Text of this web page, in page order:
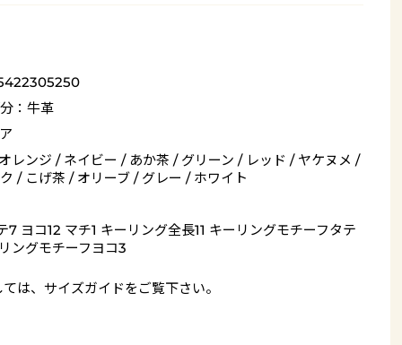
：牛革
レンジ / ネイビー / あか茶 / グリーン / レッド / ヤケヌメ /
/ こげ茶 / オリーブ / グレー / ホワイト
7 ヨコ12 マチ1 キーリング全長11 キーリングモチーフタテ
ングモチーフヨコ3
は、 サイズガイドをご覧下さい。